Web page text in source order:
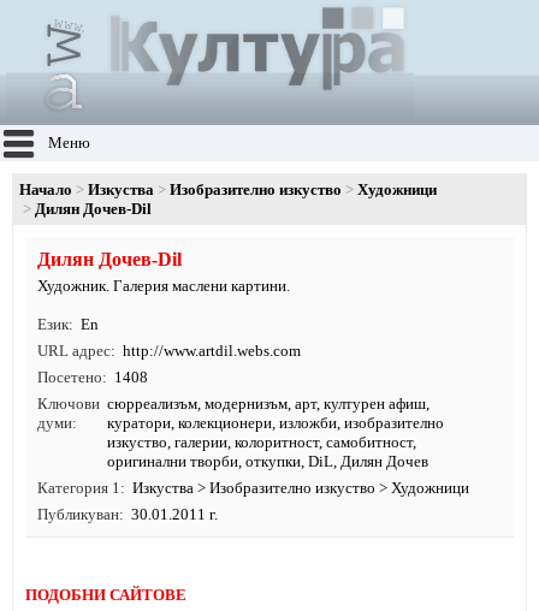
Меню
Начало Изкуства Изобразително изкуство
Художници
Дилян Дочев-Dil
Дилян Дочев-Dil
Художник. Галерия маслени картини.
Език
En
URL адрес
http://www.artdil.webs.com
Посетено
1408
Ключови
думи
сюрреализъм, модернизъм, арт, културен афиш,
куратори, колекционери, изложби, изобразително
изкуство, галерии, колоритност, самобитност,
оригинални творби, откупки, DiL, Дилян Дочев
Категория 1
Изкуства > Изобразително изкуство > Художници
Публикуван
30.01.2011 г.
ПОДОБНИ САЙТОВЕ